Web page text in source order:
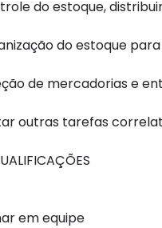
do estoque,
do estoque
de mercadorias e
outras tarefas
em equipe